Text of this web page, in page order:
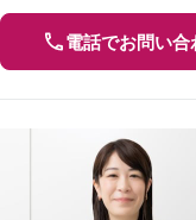
電話でお問い合